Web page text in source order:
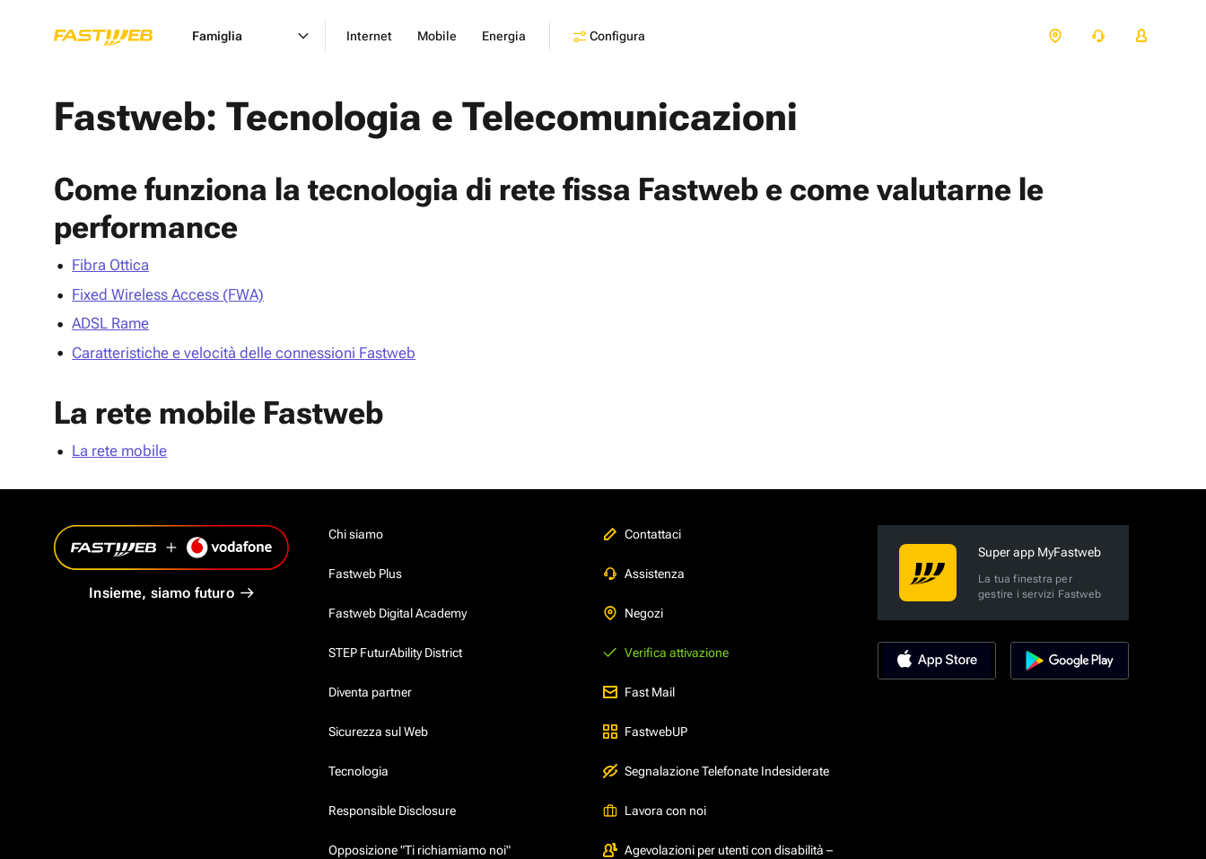
Famiglia Internet Mobile Energia Configura
Fastweb: Tecnologia e Telecomunicazioni
Come funziona la tecnologia di rete fissa Fastweb e come valutarne le
performance
Fibra Ottica
Fixed Wireless Access (FWA)
ADSL Rame
Caratteristiche e velocità delle connessioni Fastweb
La rete mobile Fastweb
La rete mobile
Insieme, siamo futuro
Chi siamo
Fastweb Plus
Fastweb Digital Academy
STEP FuturAbility District
Diventa partner
Sicurezza sul Web
Tecnologia
Responsible Disclosure
Opposizione "Ti richiamiamo noi"
Contattaci
Assistenza
Negozi
Verifica attivazione
Fast Mail
FastwebUP
Segnalazione Telefonate Indesiderate
Lavora con noi
Agevolazioni per utenti con disabilità –
Super app MyFastweb
La tua finestra per
gestire i servizi Fastweb